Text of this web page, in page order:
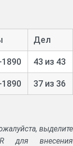
сената и
оскорблений
леса, о спорных
Дел
43 из 43
37 из 36
выделите
для внесения